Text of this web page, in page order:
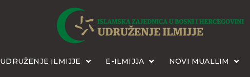
UDRUŽENJE ILMIJJE E-ILMIJJA NOVI MUALLIM